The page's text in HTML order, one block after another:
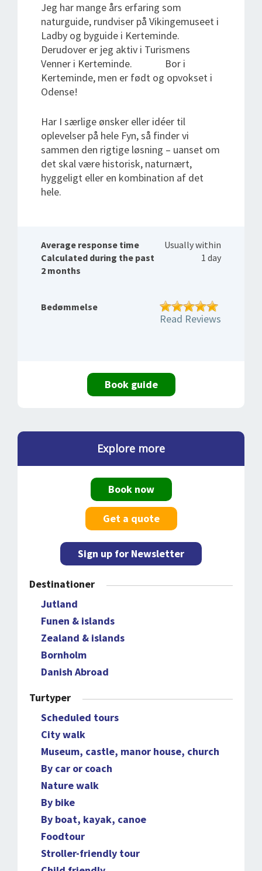
Jeg har mange års erfaring som
naturguide, rundviser på Vikingemuseet i
Ladby og byguide i Kerteminde.
Derudover er jeg aktiv i Turismens
Venner i Kerteminde. Bor i
Kerteminde, men er født og opvokset i
Odense!
Har I særlige ønsker eller idéer til
oplevelser på hele Fyn, så finder vi
sammen den rigtige løsning – uanset om
det skal være historisk, naturnært,
hyggeligt eller en kombination af det
hele.
Average response time
Calculated during the past
2 months
Usually within
1 day
Bedømmelse
Read Reviews
Book guide
Explore more
Book now
Get a quote
Sign up for Newsletter
Destinationer
Jutland
Funen & islands
Zealand & islands
Bornholm
Danish Abroad
Turtyper
Scheduled tours
City walk
Museum, castle, manor house, church
By car or coach
Nature walk
By bike
By boat, kayak, canoe
Foodtour
Stroller-friendly tour